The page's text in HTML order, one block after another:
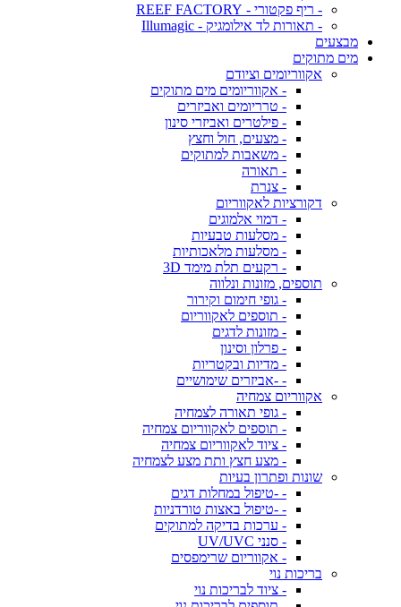
- ריף פקטורי - REEF FACTORY
- תאורות לד אילומגיק - Illumagic
מבצעים
מים מתוקים
אקווריומים וציודם
- אקווריומים מים מתוקים
- טרריומים ואביזרים
- פילטרים ואביזרי סינון
- מצעים, חול וחצץ
- משאבות למתוקים
- תאורה
- צנרת
דקורציות לאקווריום
- דמוי אלמוגים
- מסלעות טבעיות
- מסלעות מלאכותיות
- רקעים תלת מימד 3D
תוספים, מזונות ונלווה
- גופי חימום וקירור
- תוספים לאקווריום
- מזונות לדגים
- פרלון וסינון
- מדיות ובקטריות
- -אביזרים שימושיים
אקווריום צמחיה
- גופי תאורה לצמחיה
- תוספים לאקווריום צמחיה
- ציוד לאקווריום צמחיה
- מצע חצץ ותת מצע לצמחיה
שונות ופתרון בעיות
- -טיפול במחלות דגים
- -טיפול באצות טורדניות
- ערכות בדיקה למתוקים
- סנני UV/UVC
- אקווריום שרימפסים
בריכות נוי
- ציוד לבריכות נוי